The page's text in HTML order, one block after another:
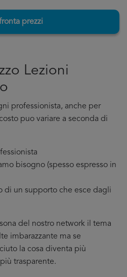
prezzi
Lezioni
professionista, anche per
puo variare a seconda di
bisogno (spesso espresso in
di un supporto che esce dagli
del nostro network il tema
imbarazzante ma se
la cosa diventa più
trasparente.